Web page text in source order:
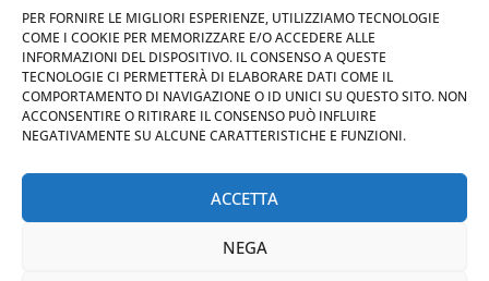
PER FORNIRE LE MIGLIORI ESPERIENZE, UTILIZZIAMO TECNOLOGIE
COME I COOKIE PER MEMORIZZARE E/O ACCEDERE ALLE
INFORMAZIONI DEL DISPOSITIVO. IL CONSENSO A QUESTE
TECNOLOGIE CI PERMETTERÀ DI ELABORARE DATI COME IL
COMPORTAMENTO DI NAVIGAZIONE O ID UNICI SU QUESTO SITO. NON
ACCONSENTIRE O RITIRARE IL CONSENSO PUÒ INFLUIRE
NEGATIVAMENTE SU ALCUNE CARATTERISTICHE E FUNZIONI.
ACCETTA
NEGA
chiavicodificate@gmail.com
Privacy Policy
Cookie Policy
MAPS
CHIAMA ORA